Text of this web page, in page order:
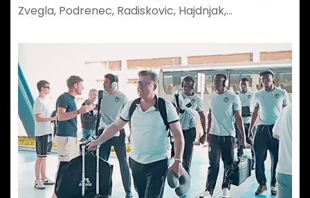
Zvegla, Podrenec, Radiskovic, Hajdnjak,…